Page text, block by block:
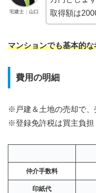
宅建士：山口
取得額は
マンションでも基本的
費用の明細
※戸建＆土地の売却で、
※登録免許税は買主負担
仲介手数料
印紙代